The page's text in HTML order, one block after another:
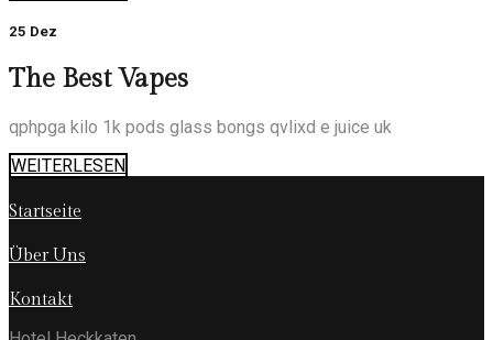
25 Dez
The Best Vapes
qphpga kilo 1k pods glass bongs qvlixd e juice uk
WEITERLESEN
Startseite
Über Uns
Kontakt